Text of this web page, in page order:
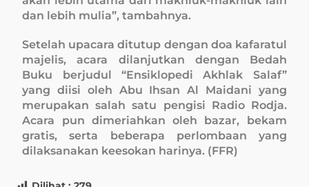
dan lebih mulia”, tambahnya.
Setelah upacara ditutup dengan doa kafaratul
majelis, acara dilanjutkan dengan Bedah
Buku berjudul “Ensiklopedi Akhlak Salaf”
yang diisi oleh Abu Ihsan Al Maidani yang
merupakan salah satu pengisi Radio Rodja.
Acara pun dimeriahkan oleh bazar, bekam
gratis, serta beberapa perlombaan yang
dilaksanakan keesokan harinya. (FFR)